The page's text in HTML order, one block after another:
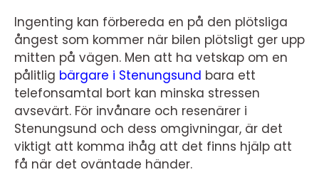
Ingenting kan förbereda en på den plötsliga
ångest som kommer när bilen plötsligt ger upp
mitten på vägen. Men att ha vetskap om en
pålitlig bärgare i Stenungsund bara ett
telefonsamtal bort kan minska stressen
avsevärt. För invånare och resenärer i
Stenungsund och dess omgivningar, är det
viktigt att komma ihåg att det finns hjälp att
få när det oväntade händer.